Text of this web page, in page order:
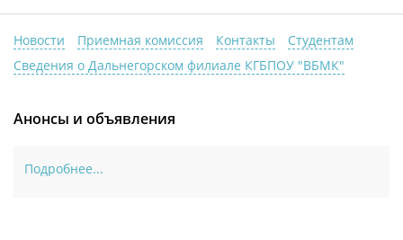
Новости Приемная комиссия Контакты
Студентам
Сведения о Дальнегорском филиале КГБПОУ "ВБМК"
Анонсы и объявления
Подробнее...